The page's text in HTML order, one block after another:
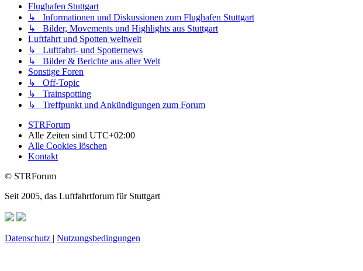
Flughafen Stuttgart
↳ Informationen und Diskussionen zum Flughafen Stuttgart
↳ Bilder, Movements und Highlights aus Stuttgart
Luftfahrt und Spotten weltweit
↳ Luftfahrt- und Spotternews
↳ Bilder & Berichte aus aller Welt
Sonstige Foren
↳ Off-Topic
↳ Trainspotting
↳ Treffpunkt und Ankündigungen zum Forum
STRForum
Alle Zeiten sind UTC+02:00
Alle Cookies löschen
Kontakt
© STRForum
Seit 2005, das Luftfahrtforum für Stuttgart
Datenschutz | Nutzungsbedingungen